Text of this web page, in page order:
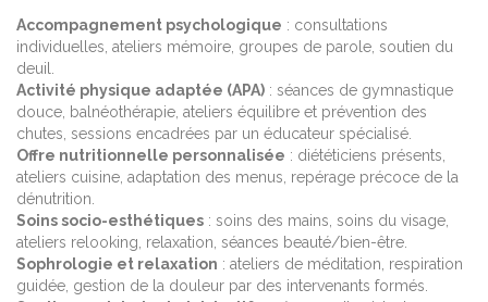
Accompagnement psychologique : consultations
individuelles, ateliers mémoire, groupes de parole, soutien du
deuil.
Activité physique adaptée (APA) : séances de gymnastique
douce, balnéothérapie, ateliers équilibre et prévention des
chutes, sessions encadrées par un éducateur spécialisé.
Offre nutritionnelle personnalisée : diététiciens présents,
ateliers cuisine, adaptation des menus, repérage précoce de la
dénutrition.
Soins socio-esthétiques : soins des mains, soins du visage,
ateliers relooking, relaxation, séances beauté/bien-être.
Sophrologie et relaxation : ateliers de méditation, respiration
guidée, gestion de la douleur par des intervenants formés.